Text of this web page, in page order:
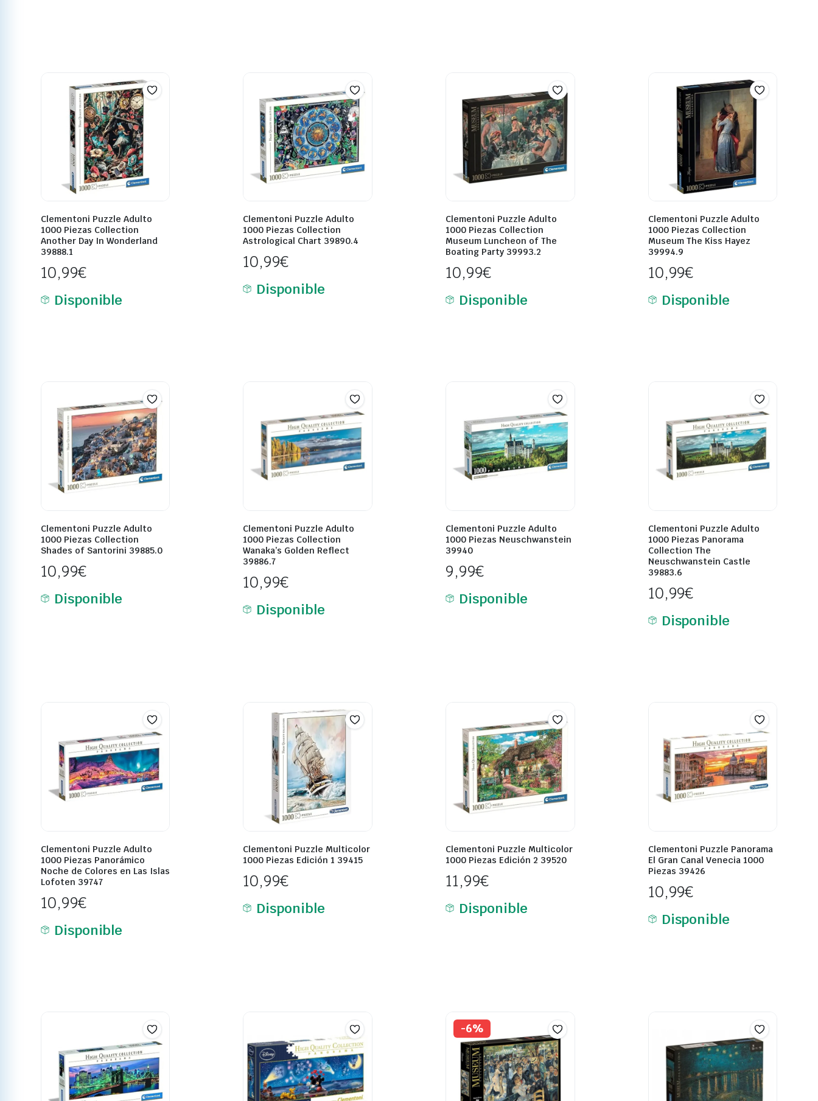
Clementoni Puzzle Adulto
1000 Piezas Collection
Another Day In Wonderland
39888.1
10,99€
Disponible
Clementoni Puzzle Adulto
1000 Piezas Collection
Astrological Chart 39890.4
10,99€
Disponible
Clementoni Puzzle Adulto
1000 Piezas Collection
Museum Luncheon of The
Boating Party 39993.2
10,99€
Disponible
Clementoni Puzzle Adulto
1000 Piezas Collection
Museum The Kiss Hayez
39994.9
10,99€
Disponible
Clementoni Puzzle Adulto
1000 Piezas Collection
Shades of Santorini 39885.0
10,99€
Disponible
Clementoni Puzzle Adulto
1000 Piezas Collection
Wanaka’s Golden Reflect
39886.7
10,99€
Disponible
Clementoni Puzzle Adulto
1000 Piezas Neuschwanstein
39940
9,99€
Disponible
Clementoni Puzzle Adulto
1000 Piezas Panorama
Collection The
Neuschwanstein Castle
39883.6
10,99€
Disponible
Clementoni Puzzle Adulto
1000 Piezas Panorámico
Noche de Colores en Las Islas
Lofoten 39747
10,99€
Disponible
Clementoni Puzzle Multicolor
1000 Piezas Edición 1 39415
10,99€
Disponible
Clementoni Puzzle Multicolor
1000 Piezas Edición 2 39520
11,99€
Disponible
Clementoni Puzzle Panorama
El Gran Canal Venecia 1000
Piezas 39426
10,99€
Disponible
-6%